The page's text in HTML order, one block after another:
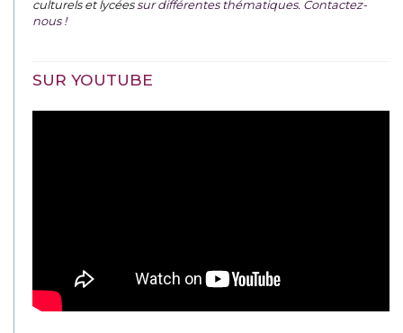
culturels et lycéessur différentes thématiques. Contactez-
nous !
SUR YOUTUBE